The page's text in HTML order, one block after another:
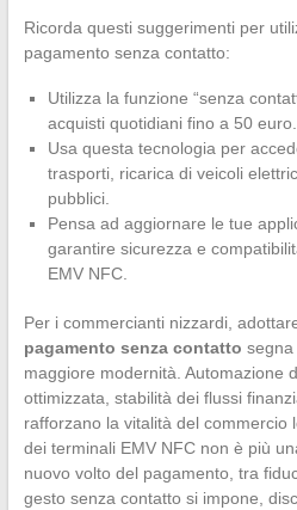
Ricorda questi suggerimenti per
pagamento senza contatto:
Utilizza la funzione “senza
acquisti quotidiani fino a 50 euro.
Usa questa tecnologia per
trasporti, ricarica di veicoli
pubblici.
Pensa ad aggiornare le tue
garantire sicurezza e
EMV NFC.
Per i commercianti nizzardi,
pagamento senza contatto segna
maggiore modernità. Automazione
ottimizzata, stabilità dei flussi
rafforzano la vitalità del commercio
dei terminali EMV NFC non è più
nuovo volto del pagamento, tra
gesto senza contatto si impone,